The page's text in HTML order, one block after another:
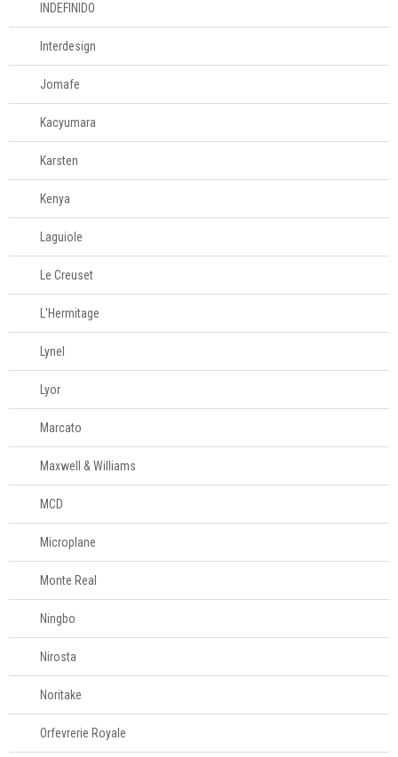
INDEFINIDO
Interdesign
Jomafe
Kacyumara
Karsten
Kenya
Laguiole
Le Creuset
L'Hermitage
Lynel
Lyor
Marcato
Maxwell & Williams
MCD
Microplane
Monte Real
Ningbo
Nirosta
Noritake
Orfevrerie Royale